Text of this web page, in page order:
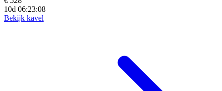
10d 06:23:06
Bekijk kavel